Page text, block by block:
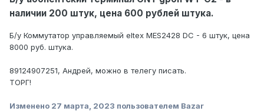
наличии 200 штук, цена 600 рублей штука.
Б/у Коммутатор управляемый eltex MES2428 DC - 6 штук, цена
8000 руб. штука.
89124907251, Андрей, можно в телегу писать.
ТОРГ!
Изменено 27 марта, 2023 пользователем Bazar